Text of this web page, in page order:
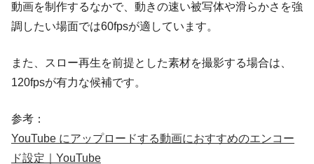
動画を制作するなかで、動きの速い被写体や滑らかさを強
調したい場面では60fpsが適しています。
また、スロー再生を前提とした素材を撮影する場合は、
120fpsが有力な候補です。
参考：
YouTube にアップロードする動画におすすめのエンコー
ド設定｜YouTube